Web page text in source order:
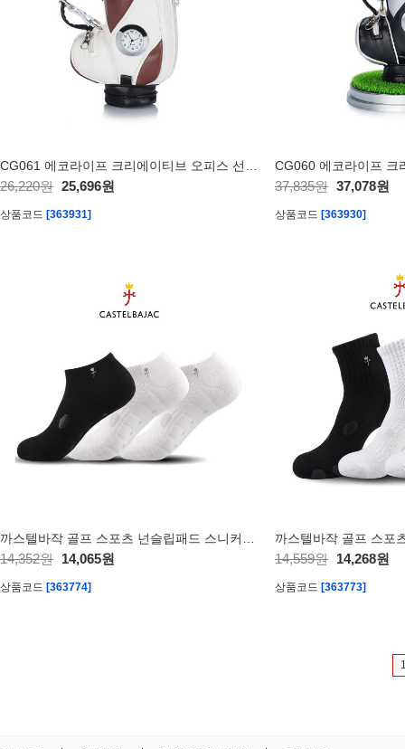
26,220원 25,696원
상품코드 [363931]
37,835원 37,078원
상품코드 [363930]
14,352원 14,065원
상품코드 [363774]
14,559원 14,268원
상품코드 [363773]